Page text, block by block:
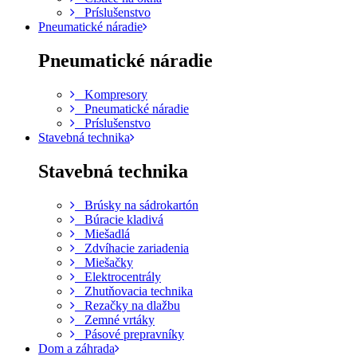
Príslušenstvo
Pneumatické náradie
Pneumatické náradie
Kompresory
Pneumatické náradie
Príslušenstvo
Stavebná technika
Stavebná technika
Brúsky na sádrokartón
Búracie kladivá
Miešadlá
Zdvíhacie zariadenia
Miešačky
Elektrocentrály
Zhutňovacia technika
Rezačky na dlažbu
Zemné vrtáky
Pásové prepravníky
Dom a záhrada